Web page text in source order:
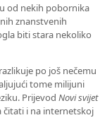
od nekih pobornika
znanstvenih
biti stara nekoliko
po još nečemu
tome milijuni
Prijevod Novi svijet
čitati i na internetskoj